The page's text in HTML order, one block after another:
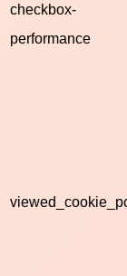
checkbox-
performance